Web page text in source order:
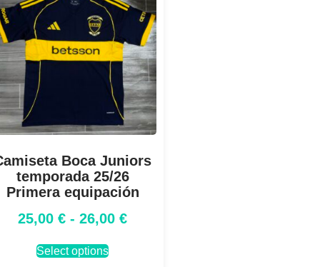
Boca Juniors
temporada 25/26
Primera equipación
25,00 € - 26,00 €
Select options